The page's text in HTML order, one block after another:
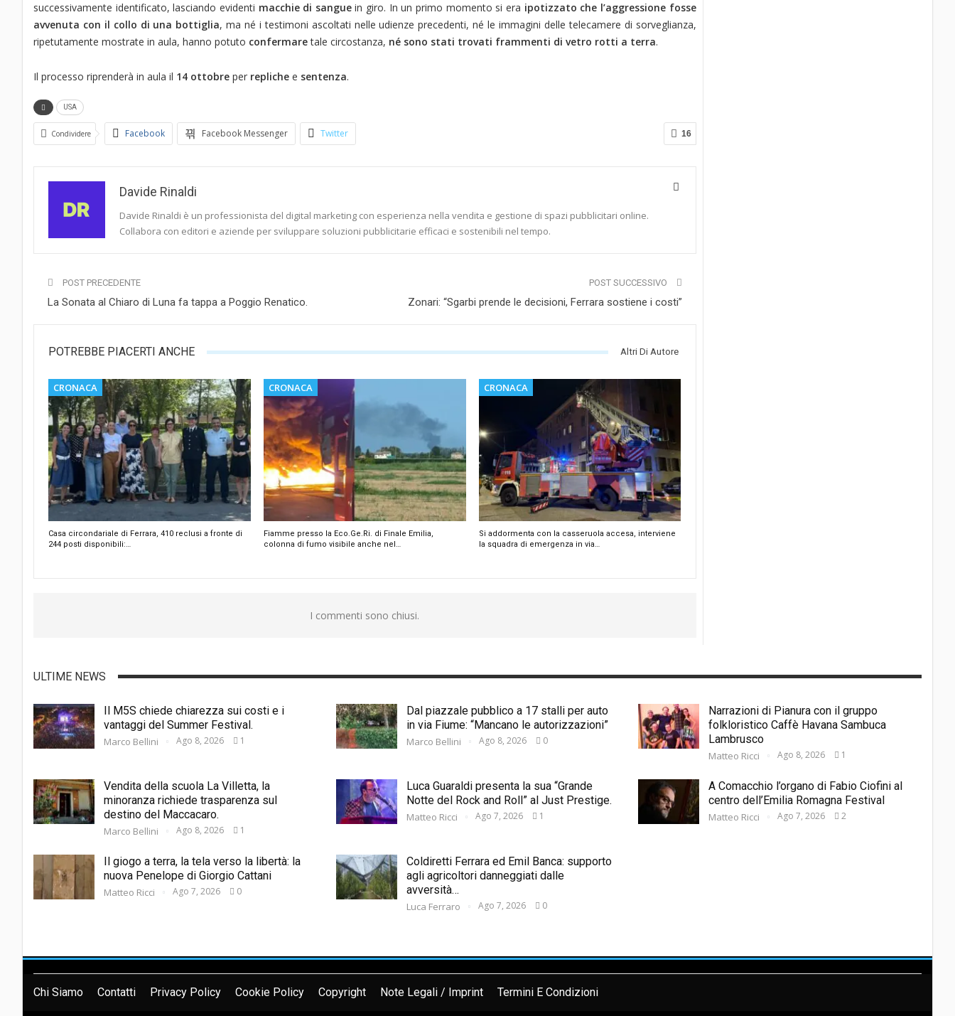
successivamente identificato, lasciando evidenti macchie di sanguein giro. In un primo momento si era ipotizzato che l’aggressione fosse
avvenuta con il collo di una bottiglia, ma né i testimoni ascoltati nelle udienze precedenti, né le immagini delle telecamere di sorveglianza,
ripetutamente mostrate in aula, hanno potuto confermaretale circostanza, né sono stati trovati frammenti di vetro rotti a terra.
Il processo riprenderà in aula il 14 ottobre per repliche e sentenza.
USA
16
Condividere Facebook Facebook Messenger Twitter
Davide Rinaldi
Davide Rinaldi è un professionista del digital marketing con esperienza nella vendita e gestione di spazi pubblicitari online.
Collabora con editori e aziende per sviluppare soluzioni pubblicitarie efficaci e sostenibili nel tempo.
POST PRECEDENTE
La Sonata al Chiaro di Luna fa tappa a Poggio Renatico.
POST SUCCESSIVO
Zonari: “Sgarbi prende le decisioni, Ferrara sostiene i costi”
POTREBBE PIACERTI ANCHE Altri Di Autore
CRONACA
Casa circondariale di Ferrara, 410 reclusi a fronte di
244 posti disponibili:…
CRONACA
Fiamme presso la Eco.Ge.Ri. di Finale Emilia,
colonna di fumo visibile anche nel…
CRONACA
Si addormenta con la casseruola accesa, interviene
la squadra di emergenza in via…
I commenti sono chiusi.
ULTIME NEWS
Il M5S chiede chiarezza sui costi e i
vantaggi del Summer Festival.
Marco Bellini Ago 8, 2026 1
Dal piazzale pubblico a 17 stalli per auto
in via Fiume: “Mancano le autorizzazioni”
Marco Bellini Ago 8, 2026 0
Narrazioni di Pianura con il gruppo
folkloristico Caffè Havana Sambuca
Lambrusco
Matteo Ricci Ago 8, 2026 1
Vendita della scuola La Villetta, la
minoranza richiede trasparenza sul
destino del Maccacaro.
Marco Bellini Ago 8, 2026 1
Luca Guaraldi presenta la sua “Grande
Notte del Rock and Roll” al Just Prestige.
Matteo Ricci Ago 7, 2026 1
A Comacchio l’organo di Fabio Ciofini al
centro dell’Emilia Romagna Festival
Matteo Ricci Ago 7, 2026 2
Il giogo a terra, la tela verso la libertà: la
nuova Penelope di Giorgio Cattani
Matteo Ricci Ago 7, 2026 0
Coldiretti Ferrara ed Emil Banca: supporto
agli agricoltori danneggiati dalle
avversità…
Luca Ferraro Ago 7, 2026 0
Chi Siamo Contatti Privacy Policy Cookie Policy Copyright Note Legali / Imprint Termini E Condizioni